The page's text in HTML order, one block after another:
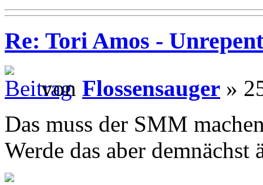
Re: Tori Amos -
von Flossensauger »
Das muss der SMM
Werde das aber demnächst